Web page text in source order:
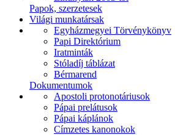
Papok, szerzetesek
Világi munkatársak
Egyházmegyei Törvénykönyv
Papi Direktórium
Iratminták
Stóladíj táblázat
Bérmarend
Dokumentumok
Apostoli protonotáriusok
Pápai prelátusok
Pápai káplánok
Címzetes kanonokok